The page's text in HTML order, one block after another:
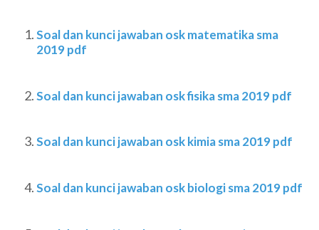
Soal dan kunci jawaban osk matematika sma
2019 pdf
Soal dan kunci jawaban osk fisika sma 2019 pdf
Soal dan kunci jawaban osk kimia sma 2019 pdf
Soal dan kunci jawaban osk biologi sma 2019 pdf